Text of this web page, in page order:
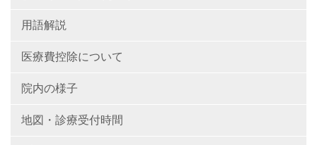
用語解説
医療費控除について
院内の様子
地図・診療受付時間